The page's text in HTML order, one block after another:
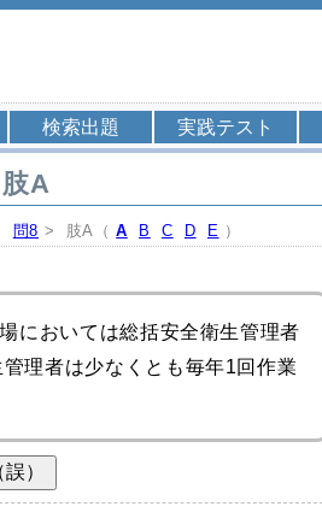
検索出題 実践テスト
A
問8 > 肢A（ A B C D E ）
においては総括安全衛生管理者
理者は少なくとも毎年1回作業